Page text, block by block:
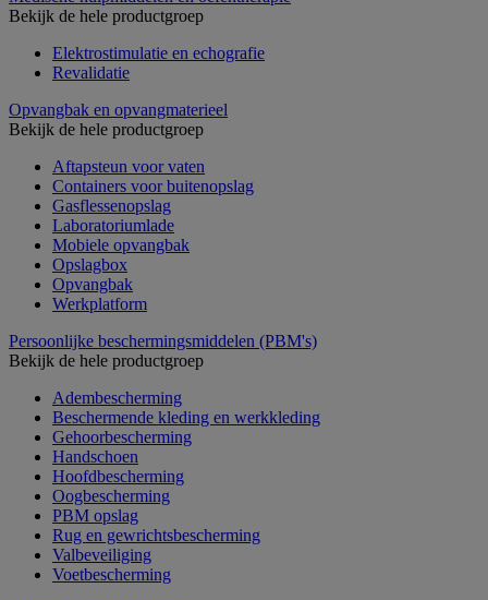
Bekijk de hele productgroep
Elektrostimulatie en echografie
Revalidatie
Opvangbak en opvangmaterieel
Bekijk de hele productgroep
Aftapsteun voor vaten
Containers voor buitenopslag
Gasflessenopslag
Laboratoriumlade
Mobiele opvangbak
Opslagbox
Opvangbak
Werkplatform
Persoonlijke beschermingsmiddelen (PBM's)
Bekijk de hele productgroep
Adembescherming
Beschermende kleding en werkkleding
Gehoorbescherming
Handschoen
Hoofdbescherming
Oogbescherming
PBM opslag
Rug en gewrichtsbescherming
Valbeveiliging
Voetbescherming